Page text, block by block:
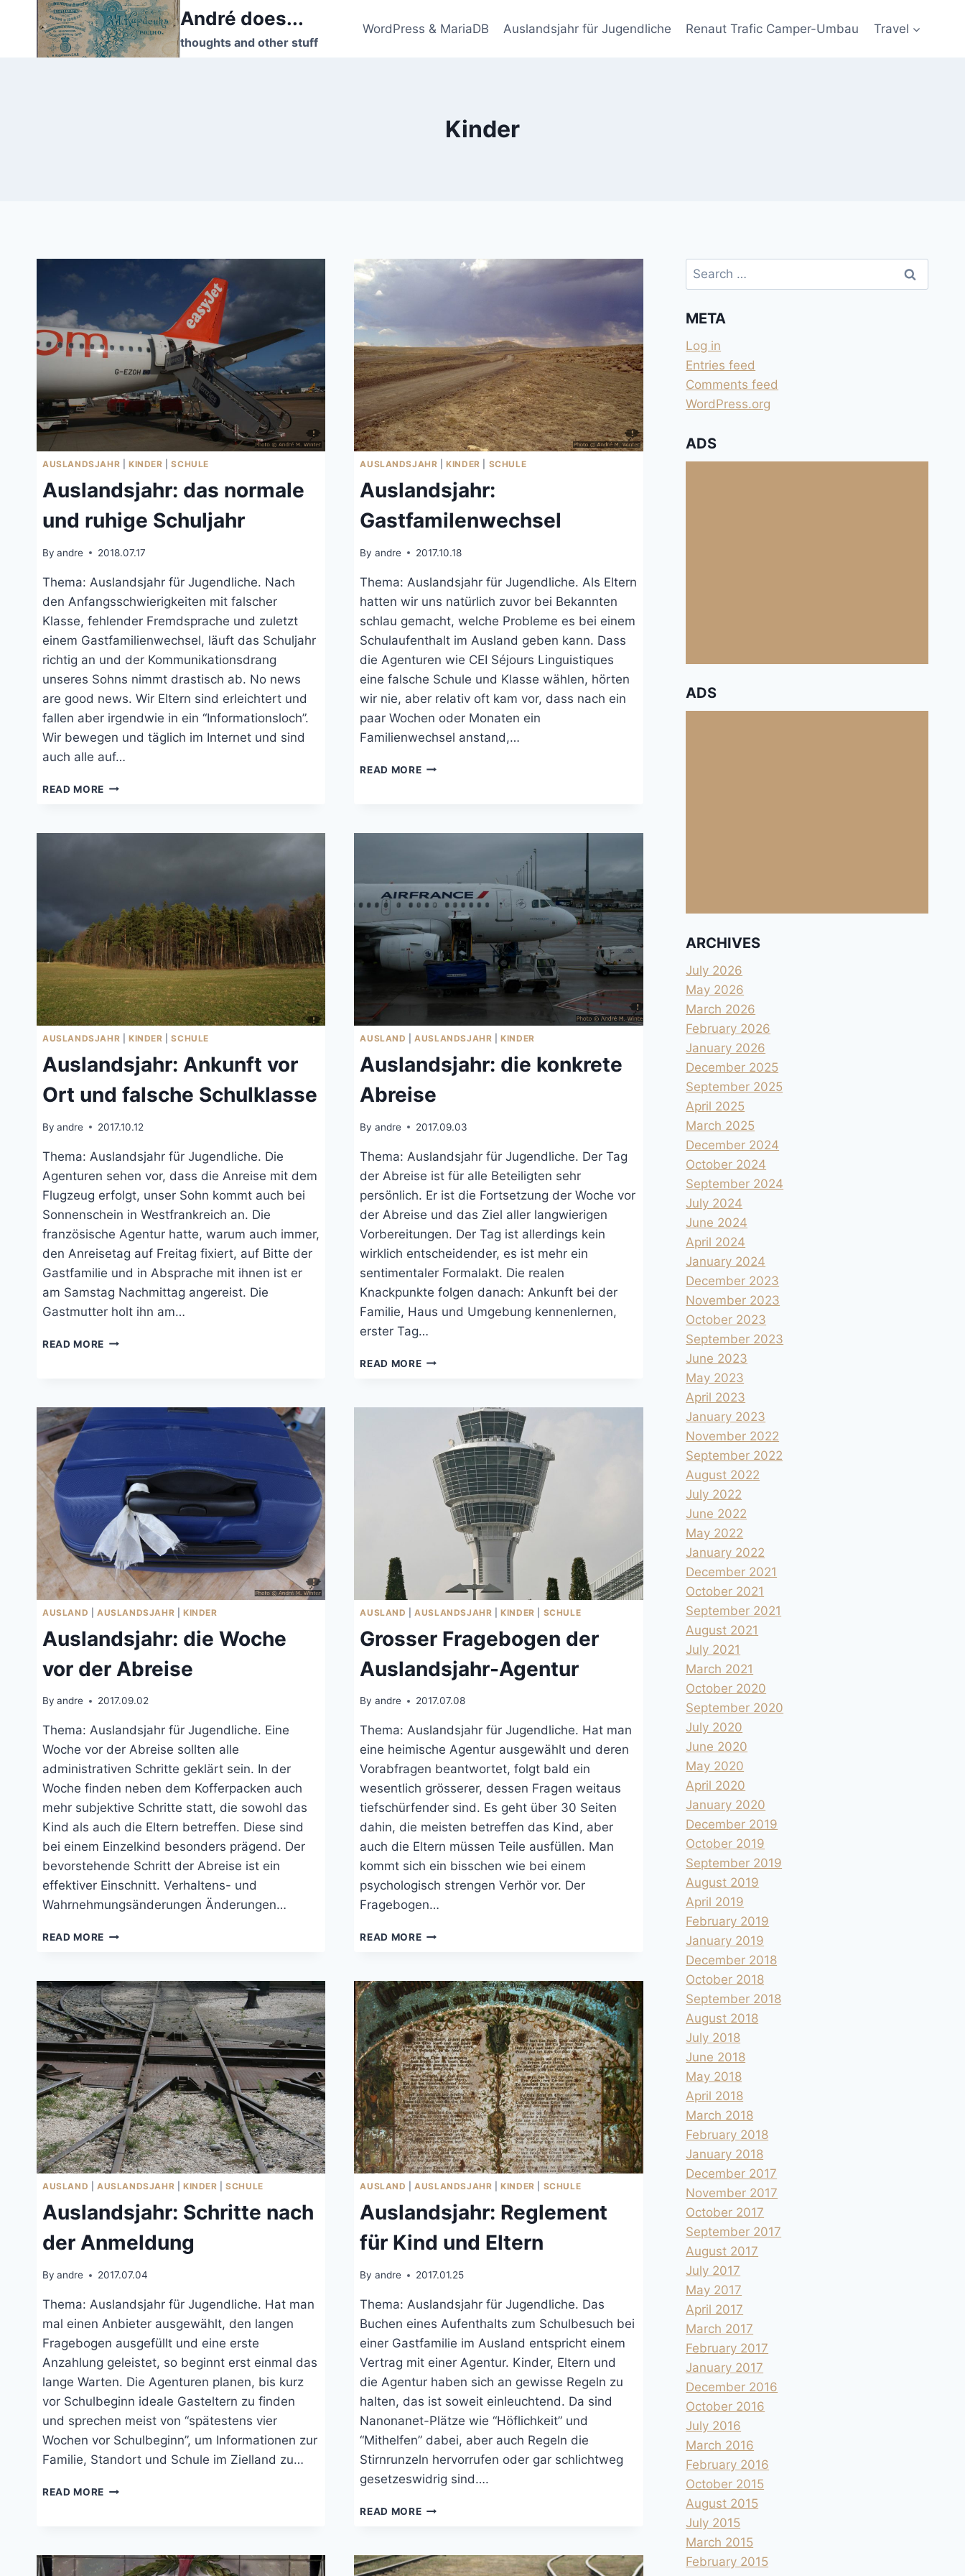
André does...
thoughts and other stuff
WordPress & MariaDB Auslandsjahr für Jugendliche Renaut Trafic Camper-Umbau Travel
Kinder
AUSLANDSJAHR KINDER |SCHULE
Auslandsjahr: das normale
und ruhige Schuljahr
By andre 2018.07.17
Thema: Auslandsjahr für Jugendliche. Nach
den Anfangsschwierigkeiten mit falscher
Klasse, fehlender Fremdsprache und zuletzt
einem Gastfamilienwechsel, läuft das Schuljahr
richtig an und der Kommunikationsdrang
unseres Sohns nimmt drastisch ab. No news
are good news. Wir Eltern sind erleichtert und
fallen aber irgendwie in ein “Informationsloch”.
Wir bewegen und täglich im Internet und sind
auch alle auf…
READ MORE AUSLANDSJAHR:
UND
AUSLANDSJAHR |KINDER SCHULE
Auslandsjahr:
Gastfamilenwechsel
By andre 2017.10.18
Thema: Auslandsjahr für Jugendliche. Als Eltern
hatten wir uns natürlich zuvor bei Bekannten
schlau gemacht, welche Probleme es bei einem
Schulaufenthalt im Ausland geben kann. Dass
die Agenturen wie CEI Séjours Linguistiques
eine falsche Schule und Klasse wählen, hörten
wir nie, aber relativ oft kam vor, dass nach ein
paar Wochen oder Monaten ein
Familienwechsel anstand,…
READ MOREAUSLANDSJAHR:
AUSLANDSJAHR KINDER |SCHULE
Auslandsjahr: Ankunft vor
Ort und falsche Schulklasse
By andre 2017.10.12
Thema: Auslandsjahr für Jugendliche. Die
Agenturen sehen vor, dass die Anreise mit dem
Flugzeug erfolgt, unser Sohn kommt auch bei
Sonnenschein in Westfrankreich an. Die
französische Agentur hatte, warum auch immer,
den Anreisetag auf Freitag fixiert, auf Bitte der
Gastfamilie und in Absprache mit ihnen ist er
am Samstag Nachmittag angereist. Die
Gastmutter holt ihn am…
READ MORE AUSLANDSJAHR:
SCHULKLASSE
AUSLAND |AUSLANDSJAHR |KINDER
Auslandsjahr: die konkrete
Abreise
By andre 2017.09.03
Thema: Auslandsjahr für Jugendliche. Der Tag
der Abreise ist für alle Beteiligten sehr
persönlich. Er ist die Fortsetzung der Woche vor
der Abreise und das Ziel aller langwierigen
Vorbereitungen. Der Tag ist allerdings kein
wirklich entscheidender, es ist mehr ein
sentimentaler Formalakt. Die realen
Knackpunkte folgen danach: Ankunft bei der
Familie, Haus und Umgebung kennenlernen,
erster Tag…
READ MOREAUSLANDSJAHR:
ABREISE
AUSLAND AUSLANDSJAHR KINDER
Auslandsjahr: die Woche
vor der Abreise
By andre 2017.09.02
Thema: Auslandsjahr für Jugendliche. Eine
Woche vor der Abreise sollten alle
administrativen Schritte geklärt sein. In der
Woche finden neben dem Kofferpacken auch
mehr subjektive Schritte statt, die sowohl das
Kind als auch die Eltern betreffen. Diese sind
bei einem Einzelkind besonders prägend. Der
bevorstehende Schritt der Abreise ist ein
effektiver Einschnitt. Verhaltens- und
Wahrnehmungsänderungen Änderungen…
READ MORE AUSLANDSJAHR:
VOR
DER
ABREISE
AUSLAND |AUSLANDSJAHR |KINDER SCHULE
Grosser Fragebogen der
Auslandsjahr-Agentur
By andre 2017.07.08
Thema: Auslandsjahr für Jugendliche. Hat man
eine heimische Agentur ausgewählt und deren
Vorabfragen beantwortet, folgt bald ein
wesentlich grösserer, dessen Fragen weitaus
tiefschürfender sind. Es geht über 30 Seiten
dahin, die meisten betreffen das Kind, aber
auch die Eltern müssen Teile ausfüllen. Man
kommt sich ein bisschen wie bei einem
psychologisch strengen Verhör vor. Der
Fragebogen…
READ MOREGROSSER
AUSLANDSJAHR-
AGENTUR
AUSLAND AUSLANDSJAHR KINDER |SCHULE
Auslandsjahr: Schritte nach
der Anmeldung
By andre 2017.07.04
Thema: Auslandsjahr für Jugendliche. Hat man
mal einen Anbieter ausgewählt, den langen
Fragebogen ausgefüllt und eine erste
Anzahlung geleistet, so beginnt erst einmal das
lange Warten. Die Agenturen planen, bis kurz
vor Schulbeginn ideale Gasteltern zu finden
und sprechen meist von “spätestens vier
Wochen vor Schulbeginn”, um Informationen zur
Familie, Standort und Schule im Zielland zu…
READ MORE AUSLANDSJAHR:
AUSLAND |AUSLANDSJAHR |KINDER SCHULE
Auslandsjahr: Reglement
für Kind und Eltern
By andre 2017.01.25
Thema: Auslandsjahr für Jugendliche. Das
Buchen eines Aufenthalts zum Schulbesuch bei
einer Gastfamilie im Ausland entspricht einem
Vertrag mit einer Agentur. Kinder, Eltern und
die Agentur haben sich an gewisse Regeln zu
halten, das ist soweit einleuchtend. Da sind
Nanonanet-Plätze wie “Höflichkeit” und
“Mithelfen” dabei, aber auch Regeln die
Stirnrunzeln hervorrufen oder gar schlichtweg
gesetzeswidrig sind….
READ MOREAUSLANDSJAHR:
KIND
UND
Search
for:
META
Log in
Entries feed
Comments feed
WordPress.org
ADS
ADS
ARCHIVES
July 2026
May 2026
March 2026
February 2026
January 2026
December 2025
September 2025
April 2025
March 2025
December 2024
October 2024
September 2024
July 2024
June 2024
April 2024
January 2024
December 2023
November 2023
October 2023
September 2023
June 2023
May 2023
April 2023
January 2023
November 2022
September 2022
August 2022
July 2022
June 2022
May 2022
January 2022
December 2021
October 2021
September 2021
August 2021
July 2021
March 2021
October 2020
September 2020
July 2020
June 2020
May 2020
April 2020
January 2020
December 2019
October 2019
September 2019
August 2019
April 2019
February 2019
January 2019
December 2018
October 2018
September 2018
August 2018
July 2018
June 2018
May 2018
April 2018
March 2018
February 2018
January 2018
December 2017
November 2017
October 2017
September 2017
August 2017
July 2017
May 2017
April 2017
March 2017
February 2017
January 2017
December 2016
October 2016
July 2016
March 2016
February 2016
October 2015
August 2015
July 2015
March 2015
February 2015